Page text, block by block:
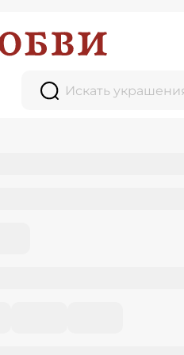
Искать